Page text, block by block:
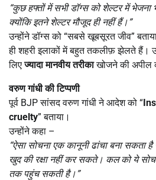
“कुछ हफ्तों में सभी डॉग्स को शेल्टर में भेजना
क्योंकि इतने शेल्टर मौजूद ही नहीं हैं।”
उन्होंने डॉग्स को “सबसे खूबसूरत जीव”
ही शहरी इलाकों में बहुत तकलीफ़ झेलते हैं।
लिएज्यादा मानवीय तरीकाखोजने की अपील
वरुण गांधी की टिप्पणी
पूर्व BJP सांसद वरुण गांधी ने आदेश को “
cruelty” बताया।
उन्होंने कहा –
“ऐसा सोचना एक कानूनी ढांचा बना सकता है
खुद की रक्षा नहीं कर सकते। कल को ये सोच
तक पहुंच सकती है।”